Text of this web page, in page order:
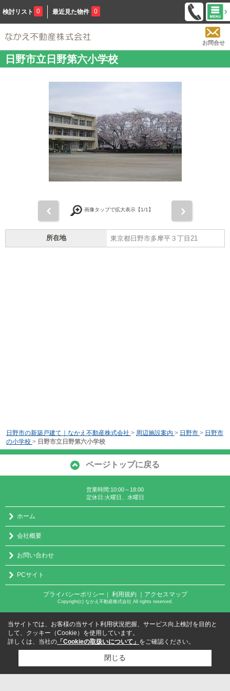
検討リスト 0 最近見た物件 0
お問合せ
日野市立日野第六小学校
画像タップで拡大表示【1/1】
所在地 東京都日野市多摩平３丁目21
日野市の新築戸建て｜なかえ不動産株式会社 > 周辺施設案内 > 日野市 > 日野市
の小学校 > 日野市立日野第六小学校
ページトップに戻る
営業時間:10:00～18:00
定休日:火曜日、水曜日
ホーム
会社概要
お問い合わせ
PCサイト
プライバシーポリシー ｜ 利用規約 ｜アクセスマップ
Copyright(c) なかえ不動産株式会社 All rights reserved.
当サイトでは、お客様の当サイト利用状況把握、サービス向上検討を目的と
して、クッキー（Cookie）を使用しています。
詳しくは、当社の 「Cookieの取扱いについて」 をご確認ください。
閉じる